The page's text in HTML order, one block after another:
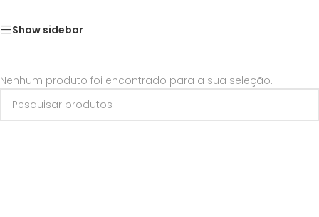
Show sidebar
Nenhum produto foi encontrado para a sua seleção.